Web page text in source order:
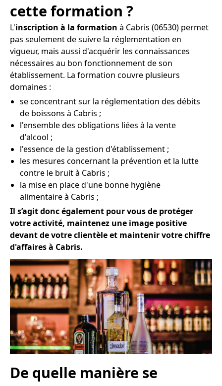
cette formation ?
L'inscription à la formation à Cabris (06530) permet
pas seulement de suivre la réglementation en
vigueur, mais aussi d'acquérir les connaissances
nécessaires au bon fonctionnement de son
établissement. La formation couvre plusieurs
domaines :
se concentrant sur la réglementation des débits
de boissons à Cabris ;
l'ensemble des obligations liées à la vente
d'alcool ;
l'essence de la gestion d'établissement ;
les mesures concernant la prévention et la lutte
contre le bruit à Cabris ;
la mise en place d'une bonne hygiène
alimentaire à Cabris ;
Il s’agit donc également pour vous de protéger
votre activité, maintenez une image positive
devant de votre clientèle et maintenir votre chiffre
d'affaires à Cabris.
De quelle manière se